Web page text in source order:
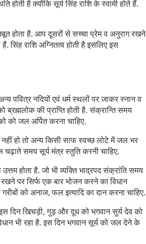
होती है क्योंकि सूर्य सिंह राशि के स्वामी होते हैं.
होता है. आप दूसरों से सच्चा प्रेम व अनुराग रखने
सिंह राशि अग्नितत्व होती है इसलिए इस
पवित्र नदियों एवं धर्म स्थलों पर जाकर स्नान व
ब्रह्मलोक की प्राप्ति होती है. संक्रान्ति समय
को जल अर्पित करना चाहिए.
नहीं हो तो अन्य किसी साफ स्वच्छ लोटे में जल भर
समय सूर्य मंत्र स्तुति करनी चाहिए.
होता है. जो भी व्यक्ति भाद्रपद संक्रांति समय
पर सिर्फ एक बार भोजन करने का विधान
को अनाज, फल इत्यादि का दान करना चाहिए.
दिन खिचड़ी, गुड़ और दूध को भगवान सुर्य देव को
भी रहा है. इस दिन भगवान सूर्य को जल देने के